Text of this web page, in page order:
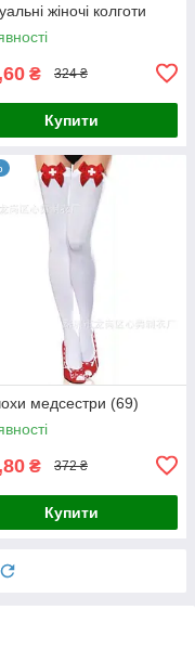
жіночі колготи
₴ 324 ₴
Купити
медсестри (69)
₴ 372 ₴
Купити